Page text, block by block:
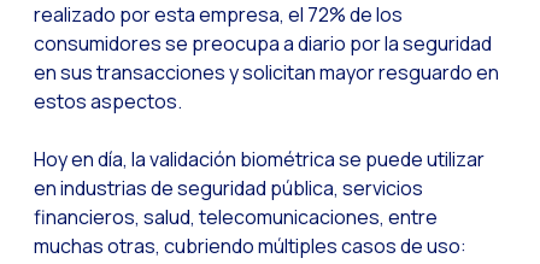
WhatsApp Flows:
Seasonalities:
Optimizando las
Integración de
El nuevo espacio de
realizado por esta empresa, el 72% de los
consumidores se preocupa a diario por la seguridad
en sus transacciones y solicitan mayor resguardo en
estos aspectos.
Hoy en día, la validación biométrica se puede utilizar
en industrias de seguridad pública, servicios
financieros, salud, telecomunicaciones, entre
muchas otras, cubriendo múltiples casos de uso: